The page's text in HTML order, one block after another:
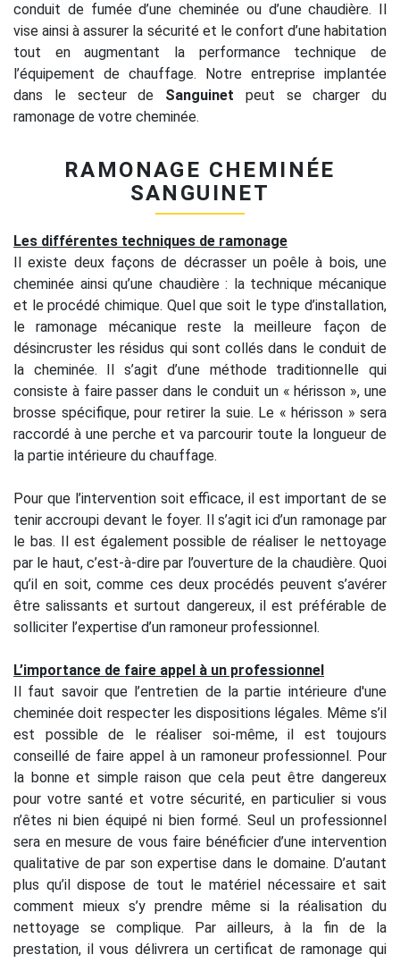
conduit de fumée d’une cheminée ou d’une chaudière. Il
vise ainsi à assurer la sécurité et le confort d’une habitation
tout en augmentant la performance technique de
l’équipement de chauffage. Notre entreprise implantée
dans le secteur de Sanguinet peut se charger du
ramonage de votre cheminée.
RAMONAGE CHEMINÉE
SANGUINET
Les différentes techniques de ramonage
Il existe deux façons de décrasser un poêle à bois, une
cheminée ainsi qu’une chaudière : la technique mécanique
et le procédé chimique. Quel que soit le type d’installation,
le ramonage mécanique reste la meilleure façon de
désincruster les résidus qui sont collés dans le conduit de
la cheminée. Il s’agit d’une méthode traditionnelle qui
consiste à faire passer dans le conduit un « hérisson », une
brosse spécifique, pour retirer la suie. Le « hérisson » sera
raccordé à une perche et va parcourir toute la longueur de
la partie intérieure du chauffage.
Pour que l’intervention soit efficace, il est important de se
tenir accroupi devant le foyer. Il s’agit ici d’un ramonage par
le bas. Il est également possible de réaliser le nettoyage
par le haut, c’est-à-dire par l’ouverture de la chaudière. Quoi
qu’il en soit, comme ces deux procédés peuvent s’avérer
être salissants et surtout dangereux, il est préférable de
solliciter l’expertise d’un ramoneur professionnel.
L’importance de faire appel à un professionnel
Il faut savoir que l’entretien de la partie intérieure d'une
cheminée doit respecter les dispositions légales. Même s’il
est possible de le réaliser soi-même, il est toujours
conseillé de faire appel à un ramoneur professionnel. Pour
la bonne et simple raison que cela peut être dangereux
pour votre santé et votre sécurité, en particulier si vous
n’êtes ni bien équipé ni bien formé. Seul un professionnel
sera en mesure de vous faire bénéficier d’une intervention
qualitative de par son expertise dans le domaine. D’autant
plus qu’il dispose de tout le matériel nécessaire et sait
comment mieux s’y prendre même si la réalisation du
nettoyage se complique. Par ailleurs, à la fin de la
prestation, il vous délivrera un certificat de ramonage qui